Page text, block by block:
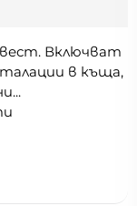
Включват
в къща,